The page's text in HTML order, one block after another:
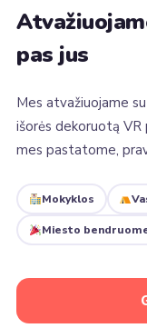
pas jus
Mes atvažiuojame
išorės dekoruotą VR
mes pastatome,
Mokyklos
Miesto